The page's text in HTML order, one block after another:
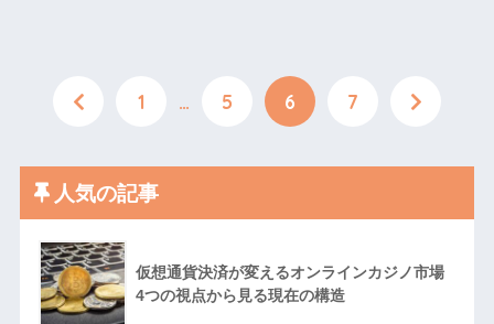
1 … 5 6 7
人気の記事
仮想通貨決済が変えるオンラインカジノ市場
4つの視点から見る現在の構造